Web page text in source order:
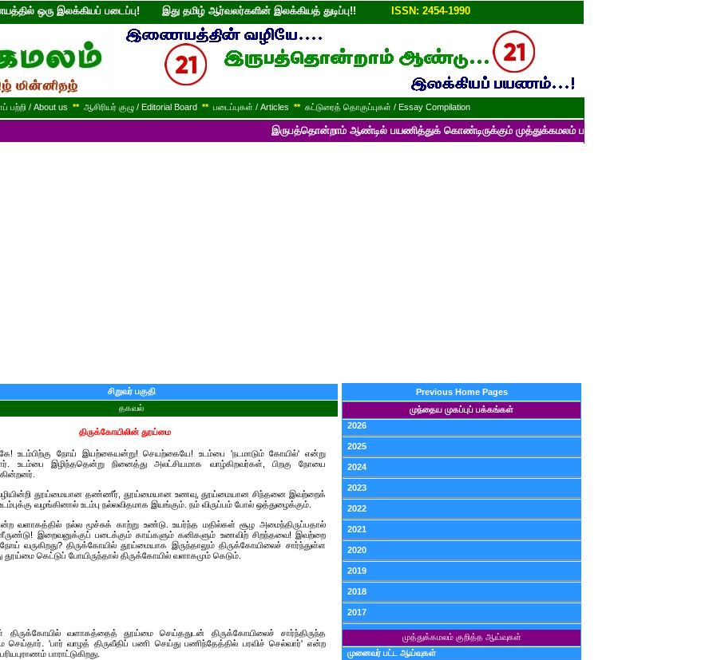
ஒரு இலக்கியப் படைப்பு! இது தமிழ் ஆர்வலர்களின் இலக்கியத் துடிப்பு!! ISSN: 2454-1990
பற்றி / About us ** ஆசிரியர் குழு / Editorial Board ** படைப்புகள் / Articles ** கட்டுரைத் தொகுப்புகள் / Essay Compilation
இருபத்தொன்றாம் ஆண்டில் பயணித்துக் கொண்டிருக்கும் முத்துக்கமலம் பன்னாட்டுத் தமிழ் மின்னிதழின்
சிறுவர் பகுதி
தகவல்
திருக்கோயிலின் தூய்மை
உடம்பிற்கு நோய் இயற்கையன்று! செயற்கையே! உடம்பை 'நடமாடும் கோயில்' என்று
உடம்பை இழிந்ததென்று நினைத்து அலட்சியமாக வாழ்கிறவர்கள், பிறகு நோயை
வழியின்றி தூய்மையான தண்ணீர், தூய்மையான உணவு, தூய்மையான சிந்தனை இவற்றைக்
வழங்கினால் உடம்பு நல்லவிதமாக இயங்கும். நம் விருப்பம் போல் ஒத்துழைக்கும்.
வளாகத்தில் நல்ல மூச்சுக் காற்று உண்டு. உயர்ந்த மதில்கள் சூழ அமைந்திருப்பதால்
இறைவனுக்குப் படைக்கும் காய்களும் கனிகளும் உணவிற் சிறந்தவை! இவற்றை
வருகிறது? திருக்கோயில் தூய்மையாக இருந்தாலும் திருக்கோயிலைச் சார்ந்துள்ள
கெட்டுப் போயிருந்தால் திருக்கோயில் வளாகமும் கெடும்.
திருக்கோயில் வளாகத்தைத் தூய்மை செய்ததுடன் திருக்கோயிலைச் சார்ந்திருந்த
செய்தார். 'பார் வாழத் திருவீதிப் பணி செய்து பணிந்தேத்தில் பரவிச் செல்வார்' என்ற
பாராட்டுகிறது.
Previous Home Pages
முந்தைய முகப்புப் பக்கங்கள்
2026
2025
2024
2023
2022
2021
2020
2019
2018
2017
முத்துக்கமலம் குறித்த ஆய்வுகள்
முனைவர் பட்ட ஆய்வுகள்